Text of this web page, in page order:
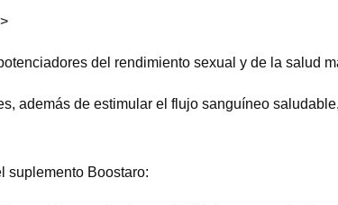
del rendimiento sexual y de la salud
además de estimular el flujo sanguíneo
suplemento Boostaro: